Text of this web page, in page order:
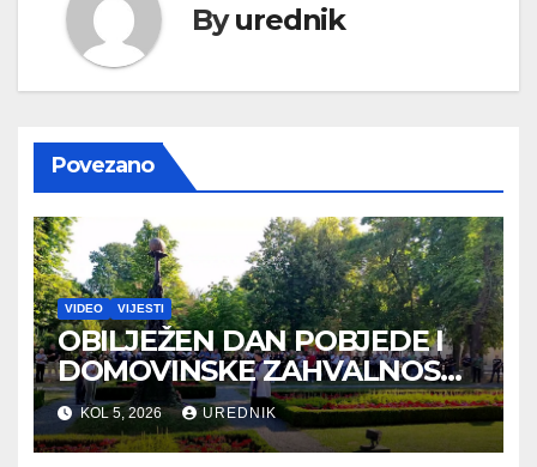
Byurednik
Povezano
VIDEO VIJESTI
OBILJEŽEN DAN POBJEDE I
DOMOVINSKE ZAHVALNOSTI
TE DAN HRVATSKIH
BRANITELJA
KOL 5, 2026 UREDNIK